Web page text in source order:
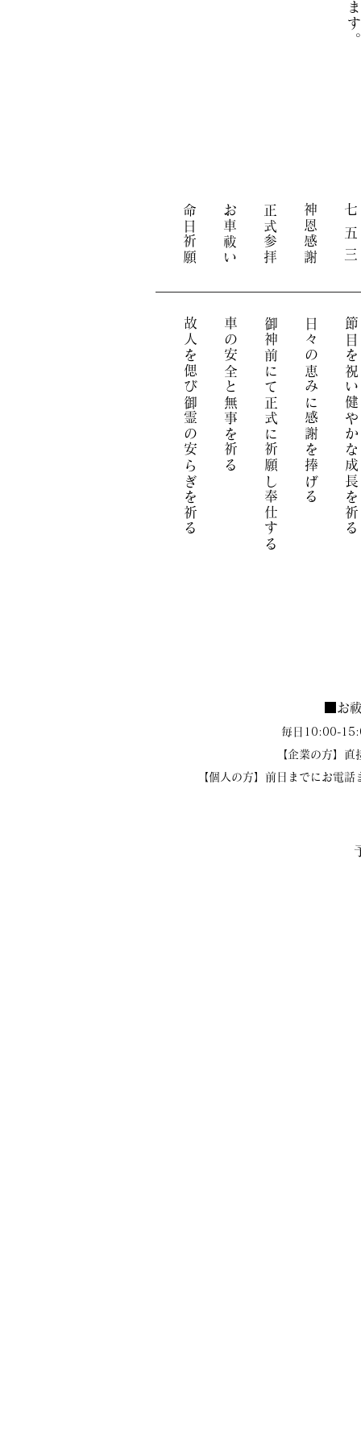
七 五 三
神恩感謝
正式参拝
お車祓い
​命日祈願
節目を祝い健やかな成長を祈る
日々の恵みに感謝を捧げる
御神前にて正式に祈願し奉仕する
車の安全と無事を祈る
故人を偲び御霊の安らぎを祈る
■お
毎日10:00-
【企業の方】
【個人の方】前日までにお電